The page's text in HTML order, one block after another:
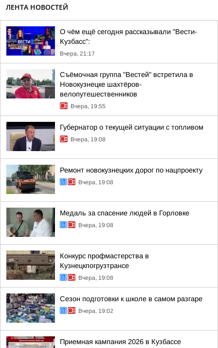
ЛЕНТА НОВОСТЕЙ
О чём ещё сегодня рассказывали "Вести-
Кузбасс":
Вчера, 21:17
Съёмочная группа "Вестей" встретила в
Новокузнецке шахтёров-
велопутешественников
Вчера, 19:55
Губернатор о текущей ситуации с топливом
Вчера, 19:08
Ремонт новокузнецких дорог по нацпроекту
Вчера, 19:08
Медаль за спасение людей в Горловке
Вчера, 19:08
Конкурс профмастерства в
Кузнецкпогрузтрансе
Вчера, 19:08
Сезон подготовки к школе в самом разгаре
Вчера, 19:02
Приемная кампания 2026 в Кузбассе